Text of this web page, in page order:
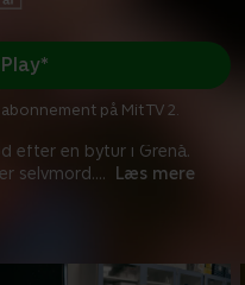
efter en bytur i Grenå.
selvmord.... Læs mere
på Mit TV 2.